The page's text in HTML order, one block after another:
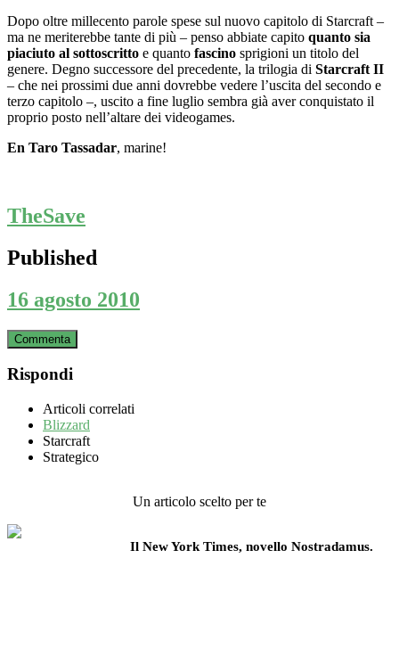
Dopo oltre millecento parole spese sul nuovo capitolo di Starcraft –
ma ne meriterebbe tante di più – penso abbiate capito quanto sia
piaciuto al sottoscritto e quanto fascino sprigioni un titolo del
genere. Degno successore del precedente, la trilogia di Starcraft II
– che nei prossimi due anni dovrebbe vedere l’uscita del secondo e
terzo capitolo –, uscito a fine luglio sembra già aver conquistato il
proprio posto nell’altare dei videogames.
En Taro Tassadar, marine!
TheSave
Published
16 agosto 2010
Commenta
Rispondi
Articoli correlati
Blizzard
Starcraft
Strategico
Un articolo scelto per te
Il New York Times, novello Nostradamus.